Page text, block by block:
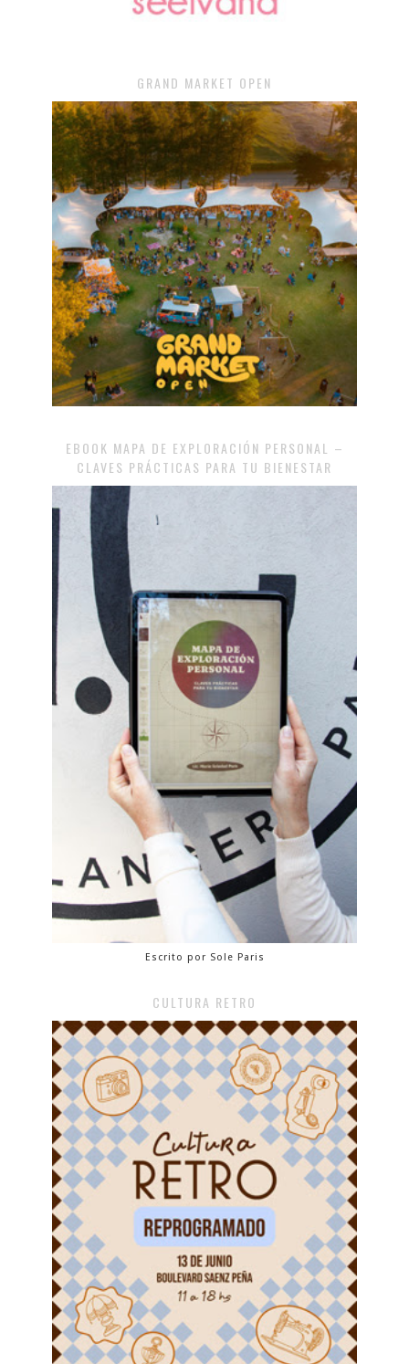
GRAND MARKET OPEN
EBOOK MAPA DE EXPLORACIÓN PERSONAL –
CLAVES PRÁCTICAS PARA TU BIENESTAR
Escrito por Sole Paris
CULTURA RETRO